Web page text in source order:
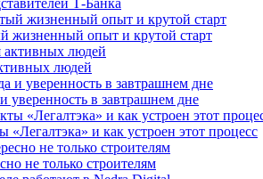
жизненный опыт и крутой старт
людей
уверенность в завтрашнем дне
и как устроен этот процесс
не только строителям